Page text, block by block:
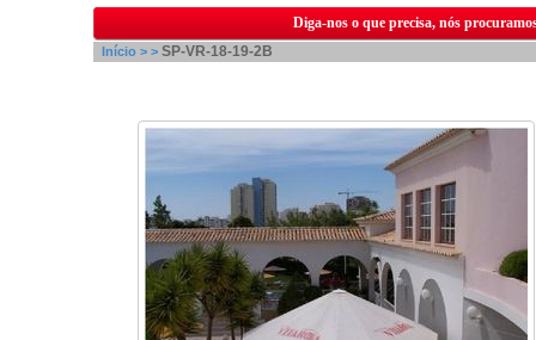
Diga-nos o que precisa, nós
Início > > SP-VR-18-19-2B